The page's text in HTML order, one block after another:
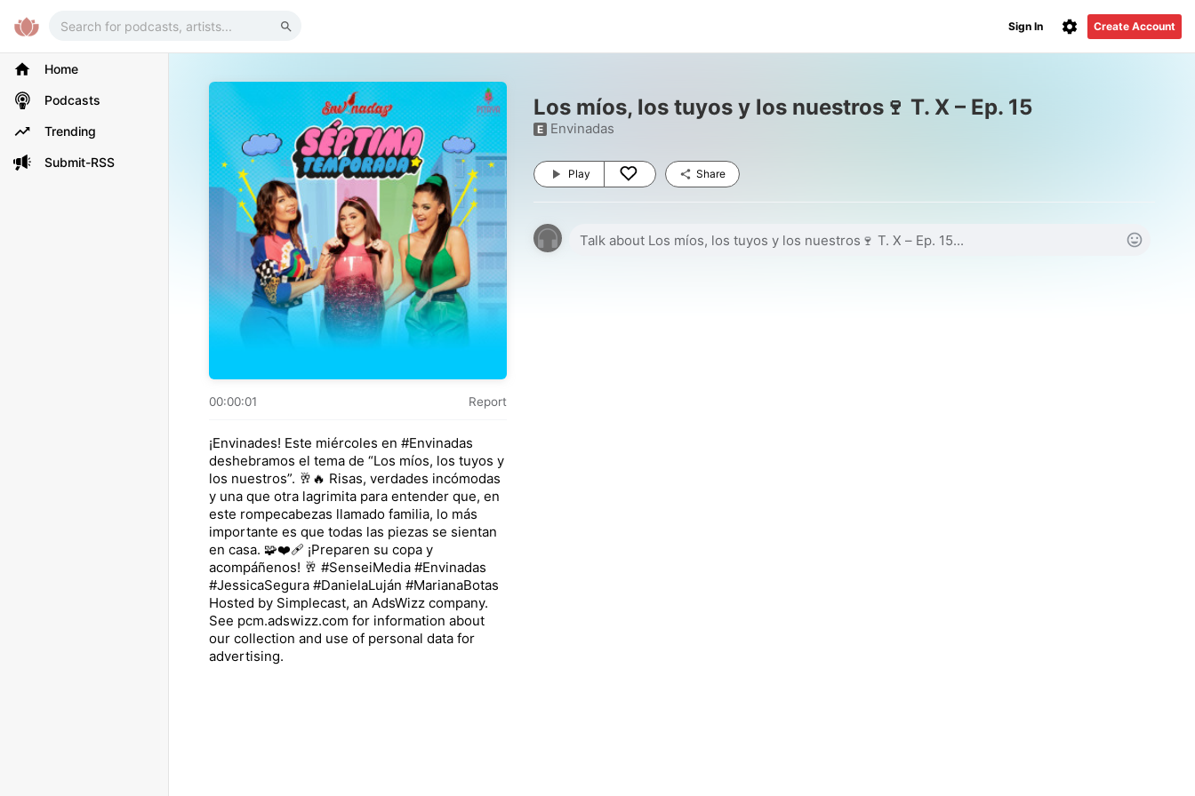
Create Account
Sign In
Home
Podcasts
Trending
Submit-RSS
00:00:01 Report
¡Envinades! Este miércoles en #Envinadas
deshebramos el tema de “Los míos, los tuyos y
los nuestros”. 🥂🔥 Risas, verdades incómodas
y una que otra lagrimita para entender que, en
este rompecabezas llamado familia, lo más
importante es que todas las piezas se sientan
en casa. 🧩❤️‍🩹 ¡Preparen su copa y
acompáñenos! 🥂 #SenseiMedia #Envinadas
#JessicaSegura #DanielaLuján #MarianaBotas
Hosted by Simplecast, an AdsWizz company.
See pcm.adswizz.com for information about
our collection and use of personal data for
advertising.
Los míos, los tuyos y los nuestros🍷 T. X – Ep. 15
E Envinadas
Play Share